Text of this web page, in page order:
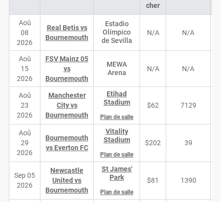
cher
Aoû
08
2026
Real Betis vs
Bournemouth
Estadio
Olímpico
de Sevilla
N/A N/A
Aoû
15
2026
FSV Mainz 05
vs
Bournemouth
MEWA
Arena
N/A N/A
Aoû
23
2026
Manchester
City vs
Bournemouth
Etihad
Stadium
Plan de salle
$62 7129
Aoû
29
2026
Bournemouth
vs Everton FC
Vitality
Stadium
Plan de salle
$202 39
Sep 05
2026
Newcastle
United vs
Bournemouth
St James'
Park
Plan de salle
$81 1390